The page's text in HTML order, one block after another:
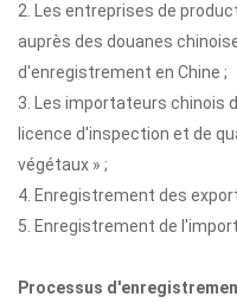
2. Les entreprises de
auprès des douanes
d'enregistrement en Chine ;
3. Les importateurs chinois
licence d'inspection et de
végétaux » ;
4. Enregistrement des
5. Enregistrement de
Processus